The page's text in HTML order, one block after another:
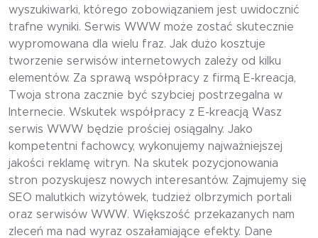
wyszukiwarki, którego zobowiązaniem jest uwidocznić
trafne wyniki. Serwis WWW może zostać skutecznie
wypromowana dla wielu fraz. Jak dużo kosztuje
tworzenie serwisów internetowych zależy od kilku
elementów. Za sprawą współpracy z firmą E-kreacja,
Twoja strona zacznie być szybciej postrzegalna w
Internecie. Wskutek współpracy z E-kreacją Wasz
serwis WWW będzie prościej osiągalny. Jako
kompetentni fachowcy, wykonujemy najważniejszej
jakości reklamę witryn. Na skutek pozycjonowania
stron pozyskujesz nowych interesantów. Zajmujemy się
SEO malutkich wizytówek, tudzież olbrzymich portali
oraz serwisów WWW. Większość przekazanych nam
zleceń ma nad wyraz oszałamiające efekty. Dane